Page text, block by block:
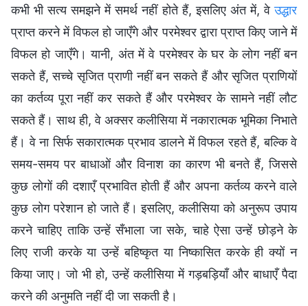
कभी भी सत्य समझने में समर्थ नहीं होते हैं, इसलिए अंत में, वेउद्धार
प्राप्त करने में विफल हो जाएँगे और परमेश्वर द्वारा प्राप्त किए जाने में
विफल हो जाएँगे। यानी, अंत में वे परमेश्वर के घर के लोग नहीं बन
सकते हैं, सच्चे सृजित प्राणी नहीं बन सकते हैं और सृजित प्राणियों
का कर्तव्य पूरा नहीं कर सकते हैं और परमेश्वर के सामने नहीं लौट
सकते हैं। साथ ही, वे अक्सर कलीसिया में नकारात्मक भूमिका निभाते
हैं। वे ना सिर्फ सकारात्मक प्रभाव डालने में विफल रहते हैं, बल्कि वे
समय-समय पर बाधाओं और विनाश का कारण भी बनते हैं, जिससे
कुछ लोगों की दशाएँ प्रभावित होती हैं और अपना कर्तव्य करने वाले
कुछ लोग परेशान हो जाते हैं। इसलिए, कलीसिया को अनुरूप उपाय
करने चाहिए ताकि उन्हें सँभाला जा सके, चाहे ऐसा उन्हें छोड़ने के
लिए राजी करके या उन्हें बहिष्कृत या निष्कासित करके ही क्यों न
किया जाए। जो भी हो, उन्हें कलीसिया में गड़बड़ियाँ और बाधाएँ पैदा
करने की अनुमति नहीं दी जा सकती है।